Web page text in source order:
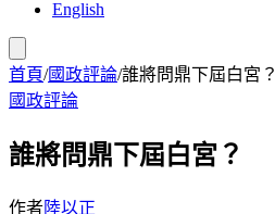
English
首頁/國政評論/誰將問鼎下屆白宮？
國政評論
誰將問鼎下屆白宮？
作者陸以正